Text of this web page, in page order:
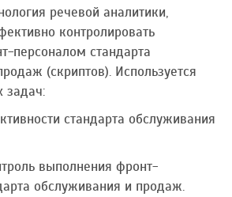
речевой аналитики,
контролировать
персоналом стандарта
(скриптов). Используется
задач:
стандарта обслуживания
выполнения фронт-
обслуживания и продаж.